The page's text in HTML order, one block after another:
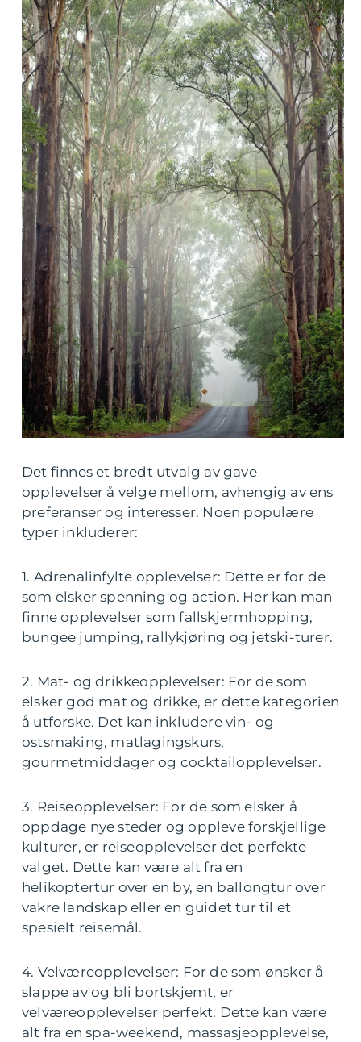
Det finnes et bredt utvalg av gave
opplevelser å velge mellom, avhengig av ens
preferanser og interesser. Noen populære
typer inkluderer:
1. Adrenalinfylte opplevelser: Dette er for de
som elsker spenning og action. Her kan man
finne opplevelser som fallskjermhopping,
bungee jumping, rallykjøring og jetski-turer.
2. Mat- og drikkeopplevelser: For de som
elsker god mat og drikke, er dette kategorien
å utforske. Det kan inkludere vin- og
ostsmaking, matlagingskurs,
gourmetmiddager og cocktailopplevelser.
3. Reiseopplevelser: For de som elsker å
oppdage nye steder og oppleve forskjellige
kulturer, er reiseopplevelser det perfekte
valget. Dette kan være alt fra en
helikoptertur over en by, en ballongtur over
vakre landskap eller en guidet tur til et
spesielt reisemål.
4. Velværeopplevelser: For de som ønsker å
slappe av og bli bortskjemt, er
velværeopplevelser perfekt. Dette kan være
alt fra en spa-weekend, massasjeopplevelse,